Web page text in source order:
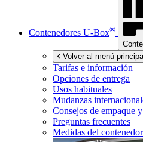
Contenedores U-Box®
Volver al menú
Tarifas e información
Opciones de entrega
Usos habituales
Mudanzas
Consejos de empaque
Preguntas frecuentes
Medidas del contenedor